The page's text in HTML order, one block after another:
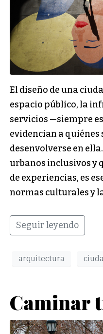
El diseño de una
espacio público, la
servicios —siempre
evidencian a quiénes
desenvolverse en
urbanos inclusivos y
de experiencias, es
normas culturales y
Seguir leyendo
arquitectura
Caminar